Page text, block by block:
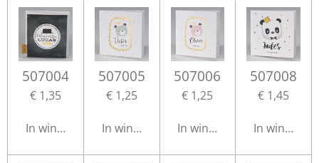
507004
€ 1,35
In winkelwagen
507005
€ 1,25
In winkelwagen
507006
€ 1,25
In winkelwagen
507008
€ 1,45
In